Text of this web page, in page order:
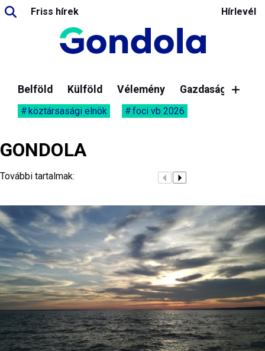
Friss hírek Hírlevél
Belföld Külföld Vélemény Gazdaság
köztársasági elnök foci vb 2026
GONDOLA
További tartalmak: